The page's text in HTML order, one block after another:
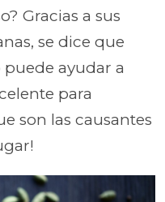
Gracias a sus
se dice que
ayudar a
para
son las causantes